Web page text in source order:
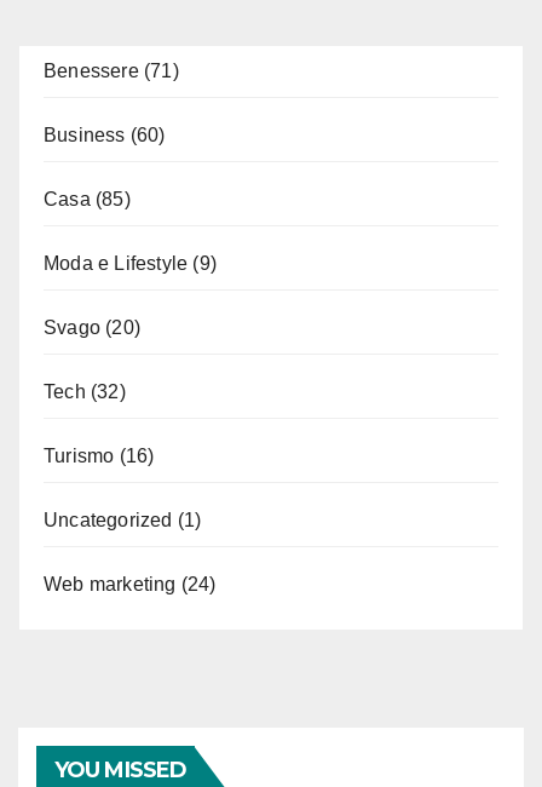
Benessere(71)
Business (60)
Casa (85)
Moda e Lifestyle (9)
Svago (20)
Tech (32)
Turismo (16)
Uncategorized (1)
Web marketing (24)
YOU MISSED